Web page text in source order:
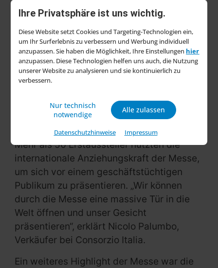
Ihre Privatsphäre ist uns wichtig.
Diese Website setzt Cookies und Targeting-Technologien ein,
um Ihr Surferlebnis zu verbessern und Werbung individuell
anzupassen. Sie haben die Möglichkeit, Ihre Einstellungen hier
anzupassen. Diese Technologien helfen uns auch, die Nutzung
unserer Website zu analysieren und sie kontinuierlich zu
verbessern.
Nur technisch
notwendige
Alle zulassen
Datenschutzhinweise Impressum
der Auftragslage, die wir geschrieben
haben.“
Anlässlich des 20. Jubiläums wurden
zudem die Loyality Awards verliehen, um
langjährige Aussteller zu würdigen, die
ihre Produktpalette bereits seit
zählt beispielsweise die L&K BrandTrading
GmbH zu den Preisträgern.
Mehr als 50 Erstaussteller nutzten die
internationale Anziehungskraft der Messe,
um sich vor einem geschäftstüchtigen
Publikum zu präsentieren. „Wir können
durch die Messe eine massive Tür in die
Welt öffnen und unser Gesicht
präsentieren“, erklärt Nicolo Palumbo,
Verkäufer bei Consorzio Italia.
Ein weiteres Highlight der Messe war die